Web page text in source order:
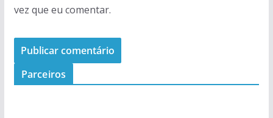
vez que eu comentar.
Parceiros